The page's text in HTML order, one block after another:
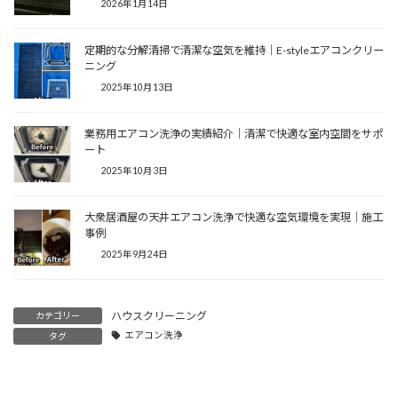
2026年1月14日
定期的な分解清掃で清潔な空気を維持｜E-styleエアコンクリー
ニング
2025年10月13日
業務用エアコン洗浄の実績紹介｜清潔で快適な室内空間をサポ
ート
2025年10月3日
大衆居酒屋の天井エアコン洗浄で快適な空気環境を実現｜施工
事例
2025年9月24日
カテゴリー ハウスクリーニング
タグ エアコン洗浄